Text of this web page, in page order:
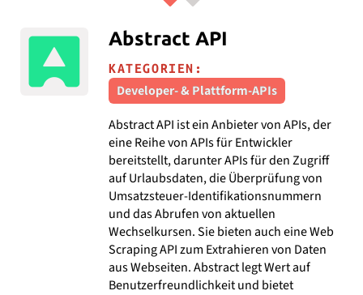
Abstract API
KATEGORIEN:
Developer- & Plattform-APIs
Abstract API ist ein Anbieter von APIs, der
eine Reihe von APIs für Entwickler
bereitstellt, darunter APIs für den Zugriff
auf Urlaubsdaten, die Überprüfung von
Umsatzsteuer-Identifikationsnummern
und das Abrufen von aktuellen
Wechselkursen. Sie bieten auch eine Web
Scraping API zum Extrahieren von Daten
aus Webseiten. Abstract legt Wert auf
Benutzerfreundlichkeit und bietet